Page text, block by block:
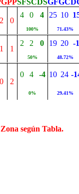
PPSFSC DSGFGC
2 0
4 0 4 25 10
100% 71.43%
1 1
2 2 0 19 20 -1
50% 48.72%
0 2
0 4 -4 10 24 -
0% 29.41%
según Tabla.